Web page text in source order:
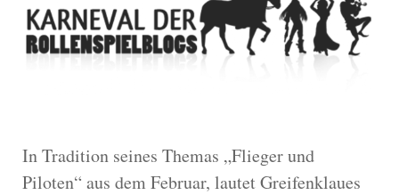
In Tradition seines Themas „Flieger und
Piloten“ aus dem Februar, lautet Greifenklaues